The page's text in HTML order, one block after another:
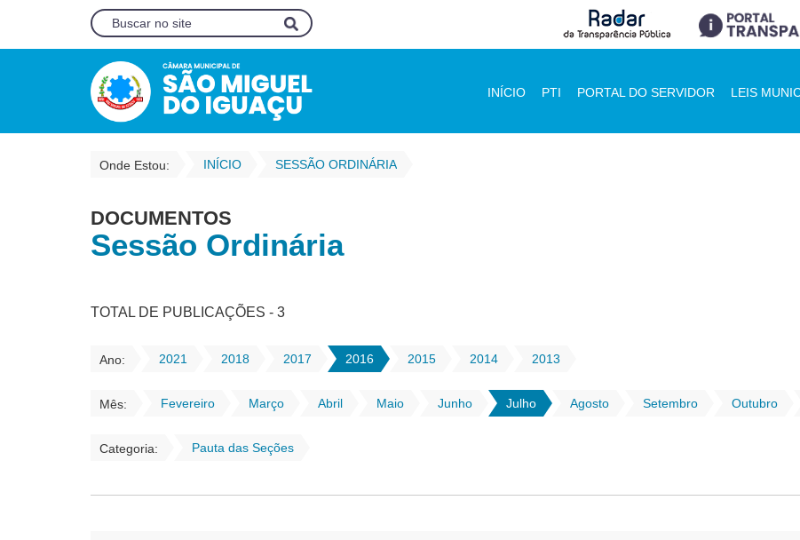
INÍCIO PTI PORTAL DO SERVIDOR LEIS
Onde Estou: INÍCIO SESSÃO ORDINÁRIA
DOCUMENTOS
Sessão Ordinária
TOTAL DE PUBLICAÇÕES - 3
Ano: 2021 2018 2017 2016 2015 2014 2013
Mês: Fevereiro Março Abril Maio Junho Julho Agosto Setembro Outubro
Categoria: Pauta das Seções